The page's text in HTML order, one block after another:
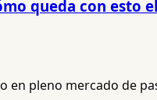
queda con